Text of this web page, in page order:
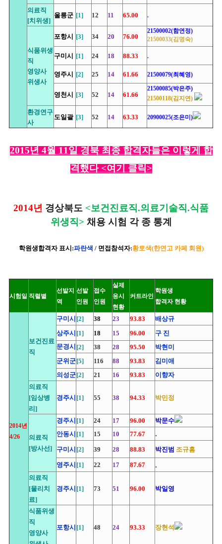
의료직
[치위생]
울릉군 [1] 12 11 65.00 .
식품위생
직
영양사
위생사
포항시 [3] 34 20 76.00
21500002(함연정)
21500033(김명숙)
구미시 [1] 24 18 88.33 .
영주시 [2] 25 14 61.66 21500079(최혜영)
영천시 [3] 52 14 61.66
21500085(박은주)
21500118(김지연)
환경연구
사
도일괄 [3] 52 14 63.33 20900025(조은미)
2015년 4월 11일 경북 최종 합격자들은 이렇게 합
격했다 <여기 클릭>
2014년 경상북도 <보건진료직.의료기술직.식품
위생직> 채용 시험 각 종 통계
학원생합격자 표시:파란색 /면접참석자:황토색(한연고 카페 회원)
시험일 직렬별
선발지
역
선발
인원
접수
인원
실제
응시
현황
커트라인
학원생
합격자 현황
2014년
4/26
보건진료
직
구미시 [2] 38 23 93.83
배상규
상주시 [1] 18 15 96.00
구 진
문경시 [2] 38 28 95.50 박현미
군위군[5] 116 88 93.83 김미애
의성군[2] 21 16 93.83 이향자
의료직
[임상병
리]
경주시 [1] 55 38 94.33 박민정
의료직
[방사선]
경주시 [1] 24 17 96.00
박문수
안동시 [1] 15 10 77.67 .
구미시 [2] 39 28 88.83 박진범 조규흠
영주시 [1] 22 17 87.67 .
의료직
[물리치
료]
경주시 [1] 73 51 96.00 박일영
식품위생
직
영양사
포항시 [1] 48 24 93.33 장현석